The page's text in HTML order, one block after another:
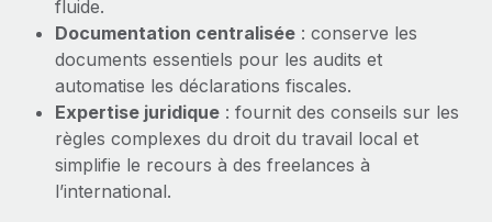
Organisez facilement le déménagement de vos
employés
Avantages sociaux
Gérez facilement les avantages sociaux
Mises à jour des produits de Remote :
Intégrations Gusto et Xero et Gestion des
freelances Plus
Remote a toujours pour mission d'aider les entreprises de
toute taille à embaucher, gérer et payer...
En savoir plus
fluide.
Documentation centralisée : conserve les
documents essentiels pour les audits et
automatise les déclarations fiscales.
Expertise juridique : fournit des conseils sur les
règles complexes du droit du travail local et
simplifie le recours à des freelances à
l’international.